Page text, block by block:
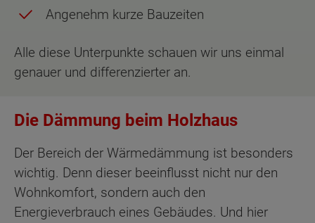
Angenehm kurze Bauzeiten
Alle diese Unterpunkte schauen wir uns einmal
genauer und differenzierter an.
Die Dämmung beim Holzhaus
Der Bereich der Wärmedämmung ist besonders
wichtig. Denn dieser beeinflusst nicht nur den
Wohnkomfort, sondern auch den
Energieverbrauch eines Gebäudes. Und hier